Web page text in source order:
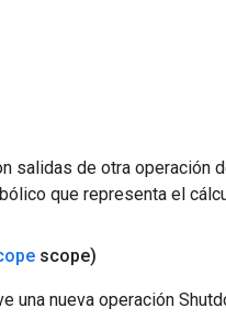
salidas de otra operación
que representa el
scope)
una nueva operación